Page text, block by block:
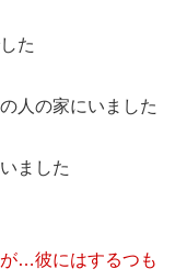
た
人の家にいました
ました
…彼にはするつも